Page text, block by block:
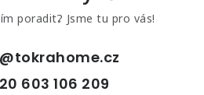
poradit? Jsme tu pro vás!
@tokrahome.cz
603 106 209